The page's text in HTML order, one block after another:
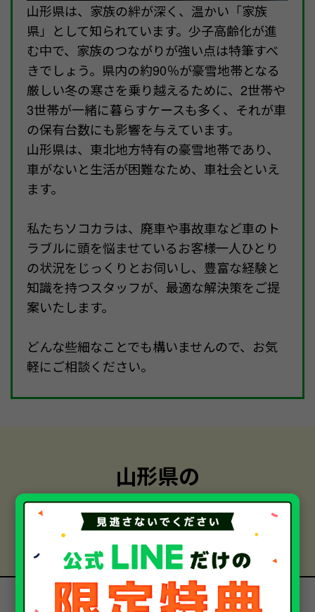
山形県は、家族の絆が深く、温かい「家族
県」として知られています。少子高齢化が進
む中で、家族のつながりが強い点は特筆すべ
きでしょう。県内の約90％が豪雪地帯となる
厳しい冬の寒さを乗り越えるために、2世帯や
3世帯が一緒に暮らすケースも多く、それが車
の保有台数にも影響を与えています。
山形県は、東北地方特有の豪雪地帯であり、
車がないと生活が困難なため、車社会といえ
ます。
私たちソコカラは、廃車や事故車など車のト
ラブルに頭を悩ませているお客様一人ひとり
の状況をじっくりとお伺いし、豊富な経験と
知識を持つスタッフが、最適な解決策をご提
案いたします。
どんな些細なことでも構いませんので、お気
軽にご相談ください。
山形県の
中古車・廃車・事故車買取
お客様の声